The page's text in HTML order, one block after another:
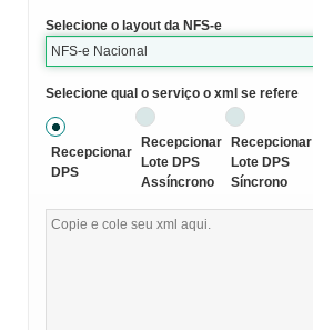
Selecione o layout da NFS-e
NFS-e Nacional
Selecione qual o serviço o xml se refere
Recepcionar
DPS
Recepcionar
Lote DPS
Assíncrono
Recepcionar
Lote DPS
Síncrono